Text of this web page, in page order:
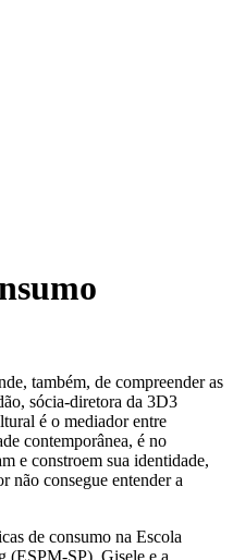
também, de compreender as
sócia-diretora da 3D3
é o mediador entre
contemporânea, é no
e constroem sua identidade,
não consegue entender a
de consumo na Escola
(ESPM-SP), Gisele e a